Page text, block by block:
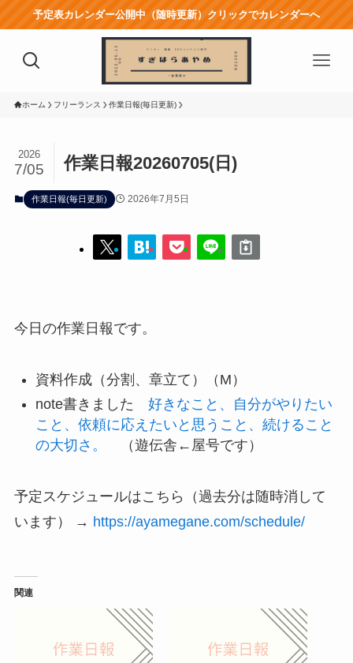
予定表カレンダー公開中（随時更新）クリックでカレンダーへ
ホーム フリーランス 作業日報(毎日更新)
作業日報20260705(日)
2026
7/05
作業日報(毎日更新) 2026年7月5日
今日の作業日報です。
資料作成（分割、章立て）（M）
note書きました 好きなこと、自分がやりたい
こと、依頼に応えたいと思うこと、続けること
の大切さ。
（遊伝舎←屋号です）
予定スケジュールはこちら（過去分は随時消して
います） → https://ayamegane.com/schedule/
関連